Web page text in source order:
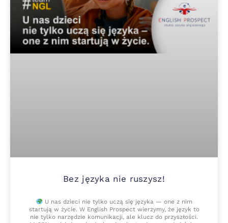
Bez języka nie ruszysz!
U nas dzieci nie tylko uczą się języka — one z nim
startują w życie. W English Prospect wierzymy, że język to
nie tylko narzędzie komunikacji, ale klucz do przyszłości.